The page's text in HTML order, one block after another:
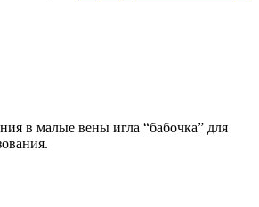
в малые вены игла “бабочка” для